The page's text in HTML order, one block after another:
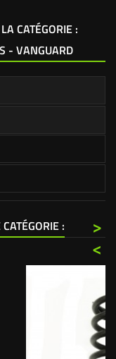
CATÉGORIE :
- VANGUARD
:
>
<